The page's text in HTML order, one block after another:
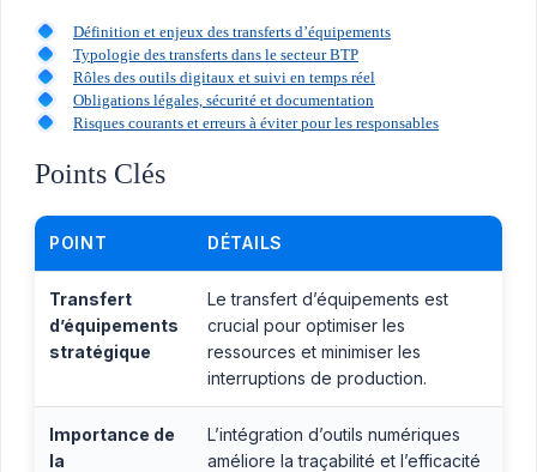
Définition et enjeux des transferts d’équipements
Typologie des transferts dans le secteur BTP
Rôles des outils digitaux et suivi en temps réel
Obligations légales, sécurité et documentation
Risques courants et erreurs à éviter pour les responsables
Points Clés
POINT DÉTAILS
Transfert
d’équipements
stratégique
Le transfert d’équipements est
crucial pour optimiser les
ressources et minimiser les
interruptions de production.
Importance de
la
L’intégration d’outils numériques
améliore la traçabilité et l’efficacité